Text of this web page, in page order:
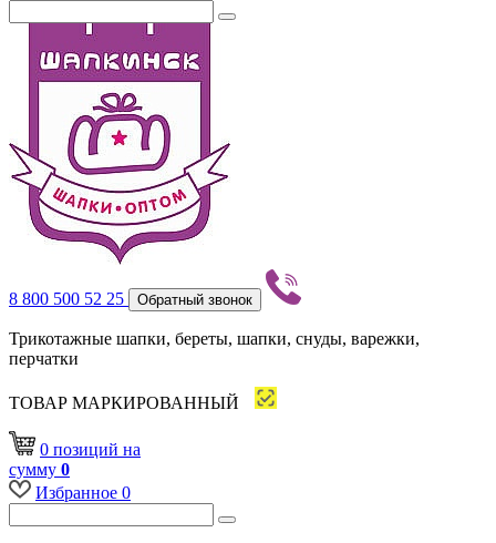
8 800 500 52 25 Обратный звонок
Трикотажные шапки, береты, шапки, снуды, варежки,
перчатки
ТОВАР МАРКИРОВАННЫЙ
0 позиций на
сумму 0
Избранное 0